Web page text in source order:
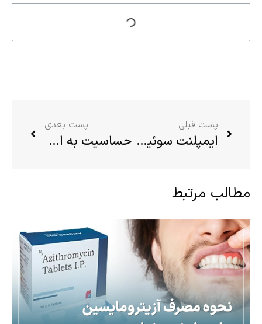
پست قبلی
ایمپلنت سوئیسی یا کره ای؟مقایسه ایمپلنت سوئیسی با ایمپلنت کره ای
پست بعدی
حساسیت به ایمپلنت دندان، نشانه‌ها و روش‌های درمانی
مطالب مرتبط